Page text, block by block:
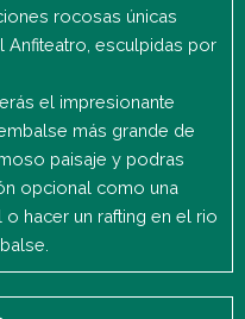
rocosas únicas
Anfiteatro, esculpidas por
el impresionante
más grande de
paisaje y podras
opcional como una
hacer un rafting en el rio